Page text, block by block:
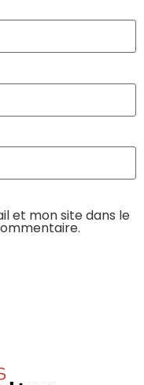
et mon site dans le